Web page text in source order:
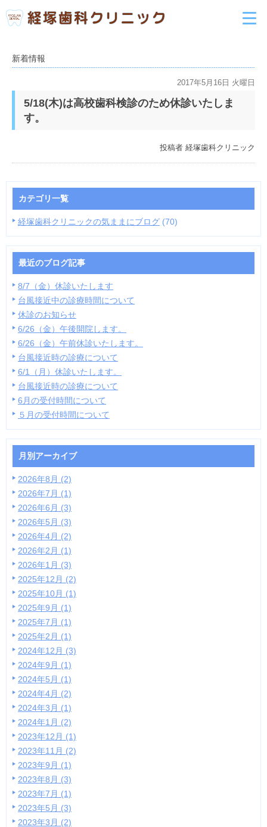
新着情報
2017年5月16日 火曜日
5/18(木)は高校歯科検診のため休診いたしま
す。
投稿者 経塚歯科クリニック
カテゴリ一覧
経塚歯科クリニックの気ままにブログ (70)
最近のブログ記事
8/7（金）休診いたします
台風接近中の診療時間について
休診のお知らせ
6/26（金）午後開院します。
6/26（金）午前休診いたします。
台風接近時の診療について
6/1（月）休診いたします。
台風接近時の診療について
6月の受付時間について
５月の受付時間について
月別アーカイブ
2026年8月 (2)
2026年7月 (1)
2026年6月 (3)
2026年5月 (3)
2026年4月 (2)
2026年2月 (1)
2026年1月 (3)
2025年12月 (2)
2025年10月 (1)
2025年9月 (1)
2025年7月 (1)
2025年2月 (1)
2024年12月 (3)
2024年9月 (1)
2024年5月 (1)
2024年4月 (2)
2024年3月 (1)
2024年1月 (2)
2023年12月 (1)
2023年11月 (2)
2023年9月 (1)
2023年8月 (3)
2023年7月 (1)
2023年5月 (3)
2023年3月 (2)